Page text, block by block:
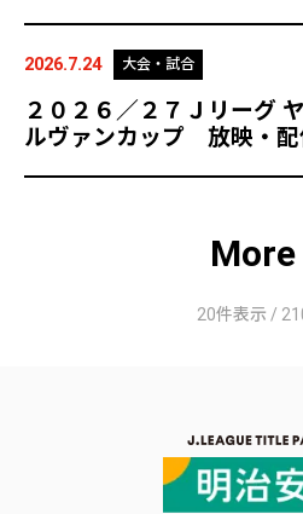
2026.7.24 大会・試合
２０２６／２７Ｊリーグ
ルヴァンカップ 放映・配
More
20件表示 /